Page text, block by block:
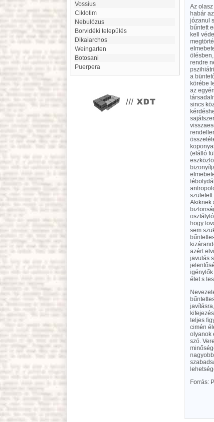
Vossius
ciklotim
nebulózus
Borvidéki település
Dikaiarchos
Weingarten
Botosani
Puerpera
Az
habár
józanul
bűntett
kell
rendre
a
körébe
az
sincs
(elálló
Akiknek
hogy
sem
azért
javulás
igénylők
élet s
teljes
cimén
olyanok
szó.
Forrás: